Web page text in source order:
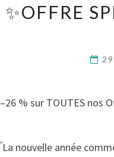
✨OFFRE
–26 % sur TOUTES nos
La nouvelle année